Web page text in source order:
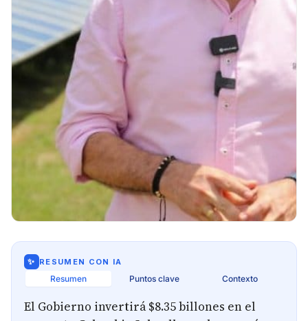
✨ RESUMEN CON IA
Resumen Puntos clave Contexto
El Gobierno invertirá $8.35 billones en el